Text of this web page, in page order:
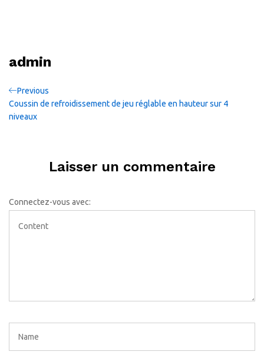
admin
Navigation
de
Previous
Post
Previous
Coussin de refroidissement de jeu réglable en hauteur sur 4
niveaux
Laisser un commentaire
Connectez-vous avec: